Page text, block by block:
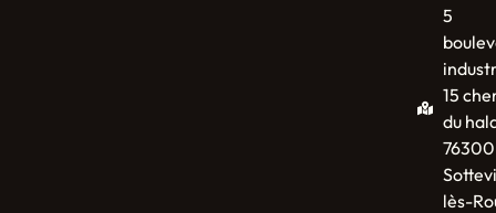
5
15
du
76300
lès-